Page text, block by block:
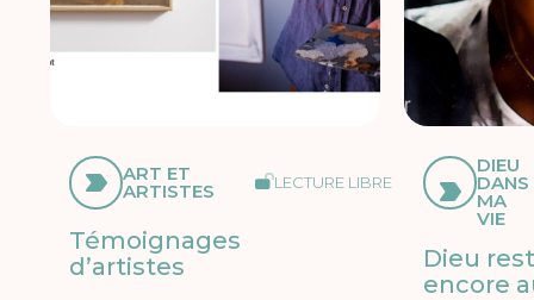
ART ET
ARTISTES LECTURE LIBRE
Témoignages
d’artistes
DIEU
DANS
MA
VIE
Dieu
encore